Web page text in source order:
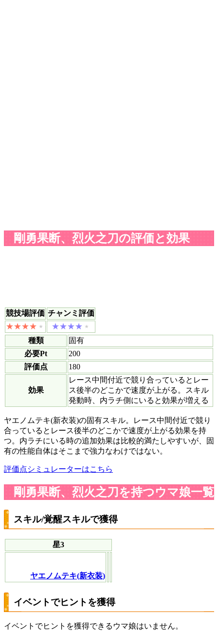
剛勇果断、烈火之刀の評価と効果
競技場評価 チャンミ評価
種類
固有
必要Pt
200
評価点
180
効果
レース中間付近で競り合っているとレー
ス後半のどこかで速度が上がる。スキル
発動時、内ラチ側にいると効果が増える
ヤエノムテキ(新衣装)の固有スキル。レース中間付近で競り
合っているとレース後半のどこかで速度が上がる効果を持
つ。内ラチにいる時の追加効果は比較的満たしやすいが、固
有の性能自体はそこまで強力なわけではない。
評価点シミュレーターはこちら
剛勇果断、烈火之刀を持つウマ娘一覧
スキル/覚醒スキルで獲得
星3
ヤエノムテキ(新衣装)
イベントでヒントを獲得
イベントでヒントを獲得できるウマ娘はいません。